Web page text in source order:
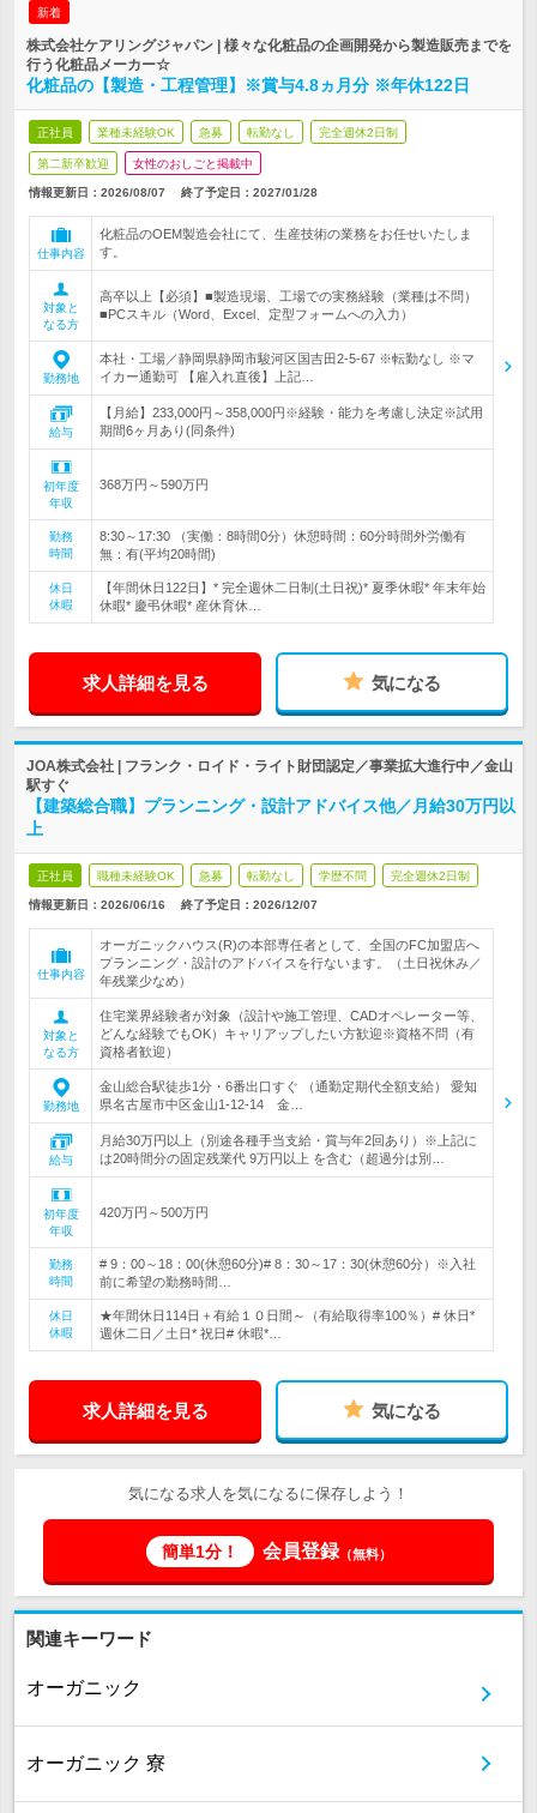
新着
株式会社ケアリングジャパン | 様々な化粧品の企画開発から製造販売までを
行う化粧品メーカー☆
化粧品の【製造・工程管理】※賞与4.8ヵ月分 ※年休122日
正社員 業種未経験OK 急募 転勤なし 完全週休2日制
第二新卒歓迎 女性のおしごと掲載中
情報更新日：2026/08/07 終了予定日： 2027/01/28
仕事内容
化粧品のOEM製造会社にて、生産技術の業務をお任せいたしま
す。
対象と
なる方
高卒以上【必須】■製造現場、工場での実務経験（業種は不問）
■PCスキル（Word、Excel、定型フォームへの入力）
勤務地
本社・工場／静岡県静岡市駿河区国吉田2-5-67 ※転勤なし ※マ
イカー通勤可 【雇入れ直後】上記…
給与
【月給】233,000円～358,000円※経験・能力を考慮し決定※試用
期間6ヶ月あり(同条件)
初年度
年収
368万円～590万円
勤務
時間
8:30～17:30 （実働：8時間0分）休憩時間：60分時間外労働有
無：有(平均20時間)
休日
休暇
【年間休日122日】* 完全週休二日制(土日祝)* 夏季休暇* 年末年始
休暇* 慶弔休暇* 産休育休…
求人詳細を見る 気になる
JOA株式会社 | フランク・ロイド・ライト財団認定／事業拡大進行中／金山
駅すぐ
【建築総合職】プランニング・設計アドバイス他／月給30万円以
上
正社員 職種未経験OK 急募 転勤なし 学歴不問 完全週休2日制
情報更新日：2026/06/16 終了予定日： 2026/12/07
仕事内容
オーガニックハウス(R)の本部専任者として、全国のFC加盟店へ
プランニング・設計のアドバイスを行ないます。（土日祝休み／
年残業少なめ）
対象と
なる方
住宅業界経験者が対象（設計や施工管理、CADオペレーター等、
どんな経験でもOK）キャリアップしたい方歓迎※資格不問（有
資格者歓迎）
勤務地
金山総合駅徒歩1分・6番出口すぐ （通勤定期代全額支給） 愛知
県名古屋市中区金山1-12-14 金…
給与
月給30万円以上（別途各種手当支給・賞与年2回あり）※上記に
は20時間分の固定残業代 9万円以上 を含む（超過分は別…
初年度
年収
420万円～500万円
勤務
時間
# 9：00～18：00(休憩60分)# 8：30～17：30(休憩60分）※入社
前に希望の勤務時間…
休日
休暇
★年間休日114日＋有給１０日間～（有給取得率100％）# 休日*
週休二日／土日* 祝日# 休暇*…
求人詳細を見る 気になる
気になる求人を気になるに保存しよう！
簡単1分！ 会員登録（無料）
関連キーワード
オーガニック
オーガニック 寮